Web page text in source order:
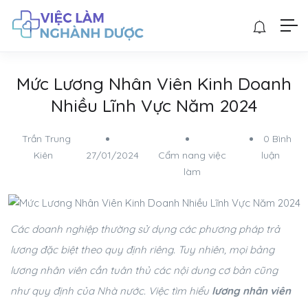
Mức Lương Nhân Viên Kinh Doanh
Nhiều Lĩnh Vực Năm 2024
Trần Trung
Kiên
27/01/2024
Cẩm nang việc
làm
0 Bình
luận
Các doanh nghiệp thường sử dụng các phương pháp trả
lương đặc biệt theo quy định riêng. Tuy nhiên, mọi bảng
lương nhân viên cần tuân thủ các nội dung cơ bản cũng
như quy định của Nhà nước. Việc tìm hiểu lương nhân viên